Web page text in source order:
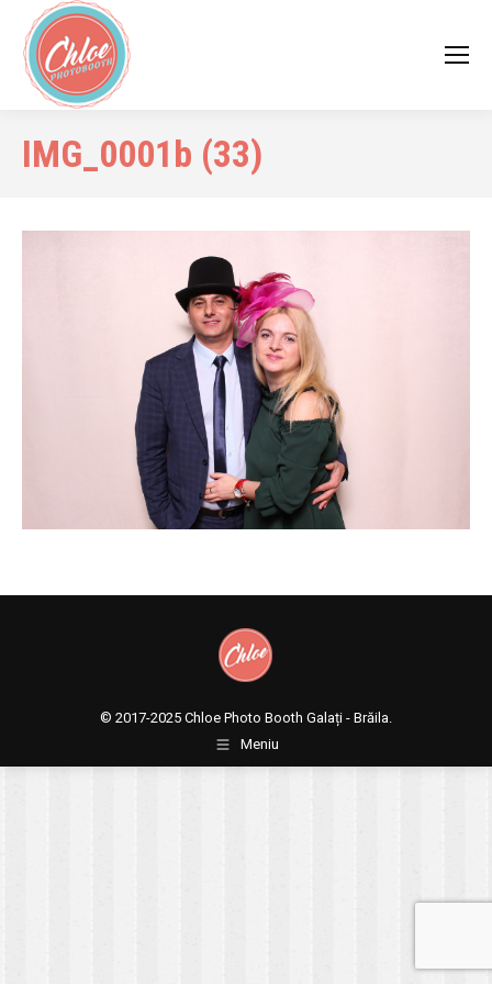
IMG_0001b (33)
© 2017-2025 Chloe Photo Booth Galați - Brăila.
Meniu